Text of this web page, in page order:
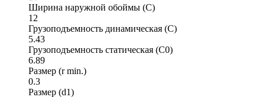
Ширина наружной обоймы (C)
12
Грузоподъемность динамическая (C)
5.43
Грузоподъемность статическая (C0)
6.89
Размер (r min.)
0.3
Размер (d1)